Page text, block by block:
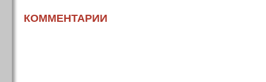
КОММЕНТАРИИ